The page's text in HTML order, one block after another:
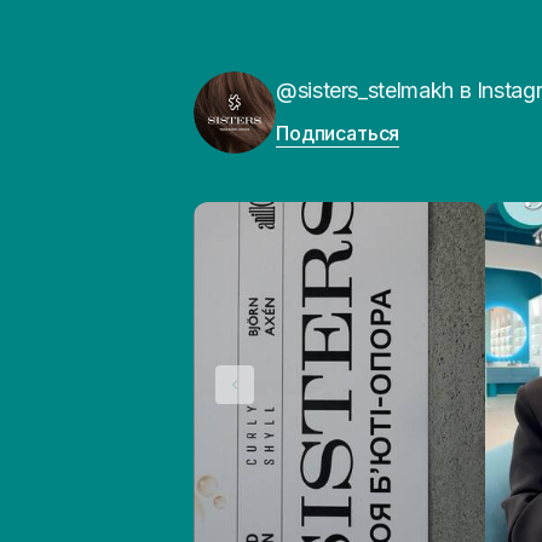
@sisters_stelmakh в
Подписаться